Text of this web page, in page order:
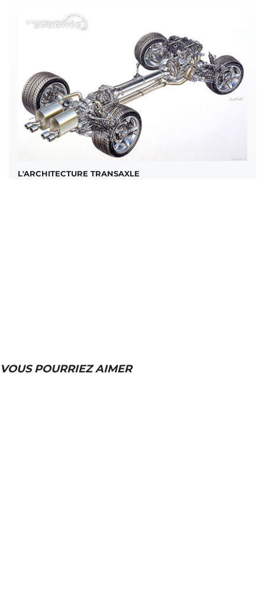
L'ARCHITECTURE TRANSAXLE
VOUS POURRIEZ AIMER